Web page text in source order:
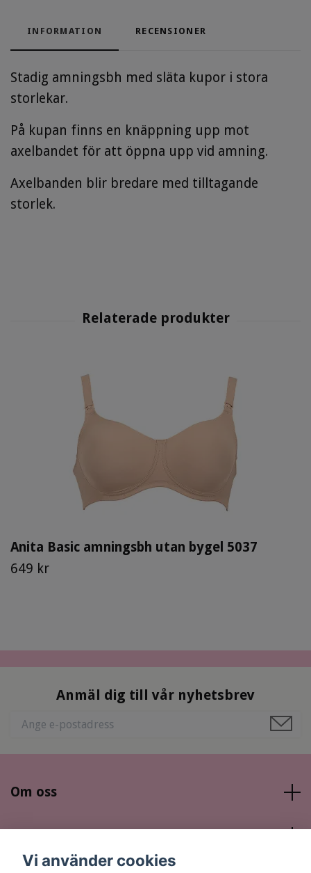
INFORMATION RECENSIONER
Stadig amningsbh med släta kupor i stora
storlekar.
På kupan finns en knäppning upp mot
axelbandet för att öppna upp vid amning.
Axelbanden blir bredare med tilltagande
storlek.
Anita Basic amningsbh utan bygel 5037
649 kr
Anmäl dig till vår nyhetsbrev
Om oss
Vi använder cookies